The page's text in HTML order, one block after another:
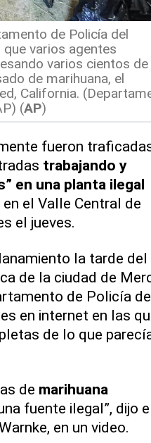
de Policía del
varios agentes
varios cientos de
de marihuana, el
California.
(AP)
fueron
trabajando y
en una planta ilegal
en el Valle Central de
el jueves.
la tarde del
de la ciudad de
de Policía
en internet en las
de lo que
de marihuana
fuente ilegal”, dijo
en un video.